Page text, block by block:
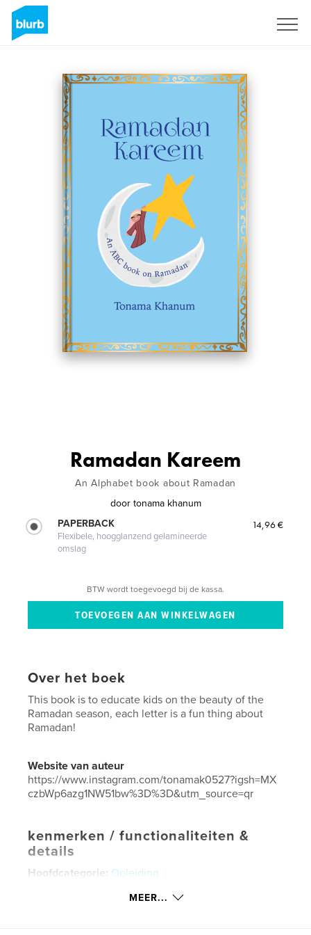
Ramadan Kareem
An Alphabet book about Ramadan
door tonama khanum
PAPERBACK
Flexibele, hoogglanzend gelamineerde
omslag
14,96 €
BTW wordt toegevoegd bij de kassa.
Over het boek
This book is to educate kids on the beauty of the
Ramadan season, each letter is a fun thing about
Ramadan!
Website van auteur
https://www.instagram.com/tonamak0527?igsh=MX
czbWp6azg1NW51bw%3D%3D&utm_source=qr
kenmerken / functionaliteiten &
details
Hoofdcategorie: Opleiding
Aanvullende categorieën Kinderboeken
MEER...